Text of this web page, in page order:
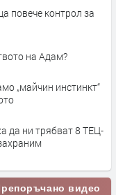
повече контрол за
на Адам?
„майчин инстинкт“
да ни трябват 8 ТЕЦ-
видео